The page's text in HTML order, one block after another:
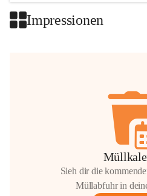
Impressionen
Sieh dir die
Müllabfuhr in